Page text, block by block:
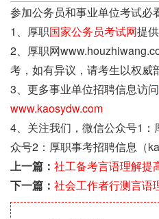
参加公务员和事业单位考试必
1、厚职国家公务员考试网提
2、厚职网
考，如有异议，请考生以权威
3、更多事业单位招聘信息访问
www.kaosydw.com
4、关注我们，微信公众号1
众号2：厚职事考招聘信息（
上一篇： 社工备考言语理解提
下一篇： 社会工作者行测言语